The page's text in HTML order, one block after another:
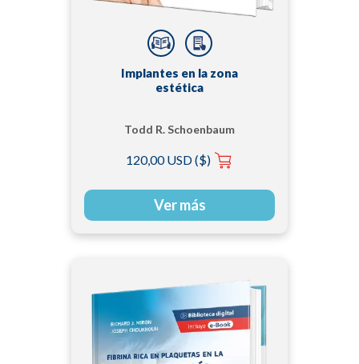
Implantes en la zona
estética
Todd R. Schoenbaum
120,00 USD ($)
Ver más